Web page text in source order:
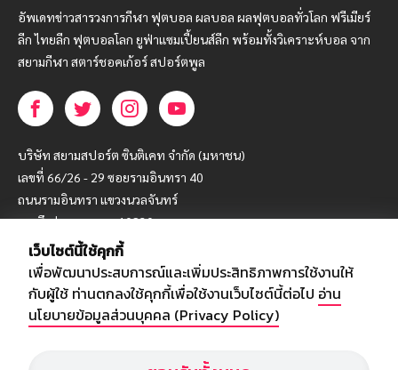
อัพเดทข่าวสารวงการกีฬา ฟุตบอล ผลบอล ผลฟุตบอลทั่วโลก ฟรีเมียร์
ลีก ไทยลีก ฟุตบอลโลก ยูฟ่าแซมเปี้ยนส์ลีก พร้อมทั้งวิเคราะห์บอล จาก
สยามกีฬา สตาร์ชอคเก้อร์ สปอร์ตพูล
บริษัท สยามสปอร์ต ซินติเคท จำกัด (มหาชน)
เลขที่ 66/26 - 29 ซอยรามอินทรา 40
ถนนรามอินทรา แขวงนวลจันทร์
เขตบึงกุ่ม กรุงเทพฯ 10230
โทร : 02-5088-000
อีเมล์ : webmaster@siamsport.co.th
เว็บไซต์ : www.siamsport.co.th
เว็บไซต์นี้ใช้คุกกี้
เพื่อพัฒนาประสบการณ์และเพิ่มประสิทธิภาพการใช้งานให้
กับผู้ใช้ ท่านตกลงใช้คุกกี้เพื่อใช้งานเว็บไซต์นี้ต่อไป อ่าน
นโยบายข้อมูลส่วนบุคคล (Privacy Policy)